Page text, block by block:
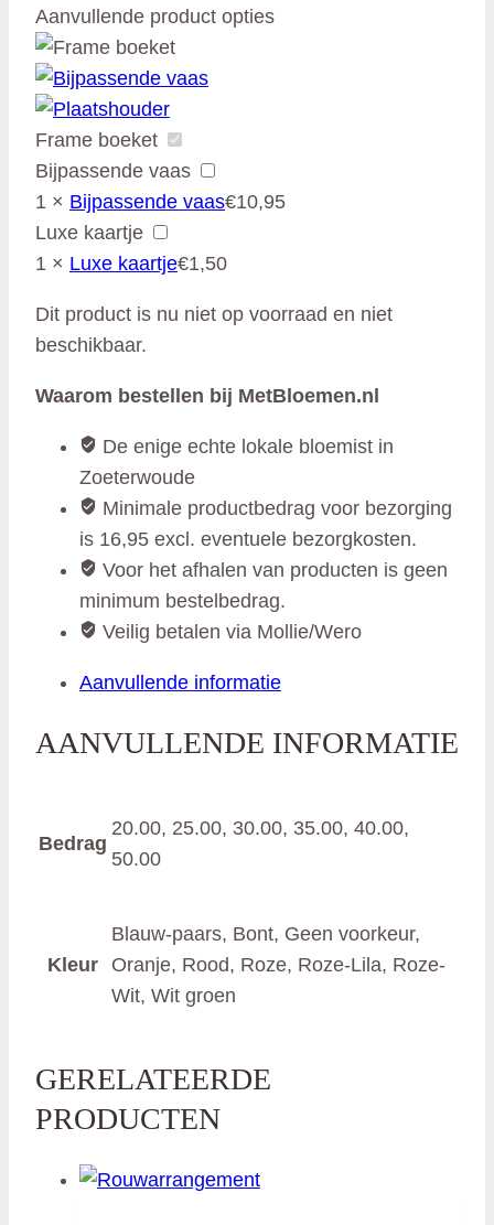
Aanvullende product opties
Frame boeket
Bijpassende vaas
1 × Bijpassende vaas€10,95
Luxe kaartje
1 × Luxe kaartje€1,50
Dit product is nu niet op voorraad en niet
beschikbaar.
Waarom bestellen bij MetBloemen.nl
De enige echte lokale bloemist in
Zoeterwoude
Minimale productbedrag voor bezorging
is 16,95 excl. eventuele bezorgkosten.
Voor het afhalen van producten is geen
minimum bestelbedrag.
Veilig betalen via Mollie/Wero
Aanvullende informatie
AANVULLENDE INFORMATIE
Bedrag
20.00, 25.00, 30.00, 35.00, 40.00,
50.00
Kleur
Blauw-paars, Bont, Geen voorkeur,
Oranje, Rood, Roze, Roze-Lila, Roze-
Wit, Wit groen
GERELATEERDE
PRODUCTEN